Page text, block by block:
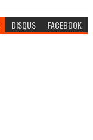
DISQUS FACEBOOK